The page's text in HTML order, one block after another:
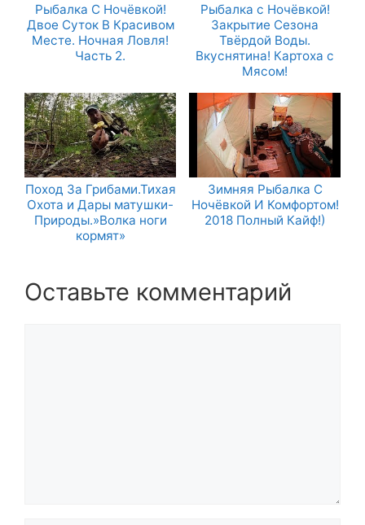
Рыбалка С Ночёвкой!
Двое Суток В Красивом
Месте. Ночная Ловля!
Часть 2.
Рыбалка с Ночёвкой!
Закрытие Сезона
Твёрдой Воды.
Вкуснятина! Картоха с
Мясом!
Поход За Грибами.Тихая
Охота и Дары матушки-
Природы.»Волка ноги
кормят»
Зимняя Рыбалка С
Ночёвкой И Комфортом!
2018 Полный Кайф!)
Оставьте комментарий